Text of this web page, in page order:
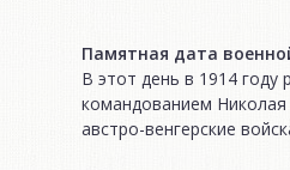
Памятная дата
В этот день в 1914 году
командованием
австро-венгерские